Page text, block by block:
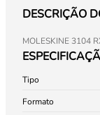
DESCRIÇÃO
MOLESKINE 3104
Tipo
Formato